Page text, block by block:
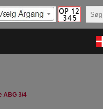
ABG 3/4